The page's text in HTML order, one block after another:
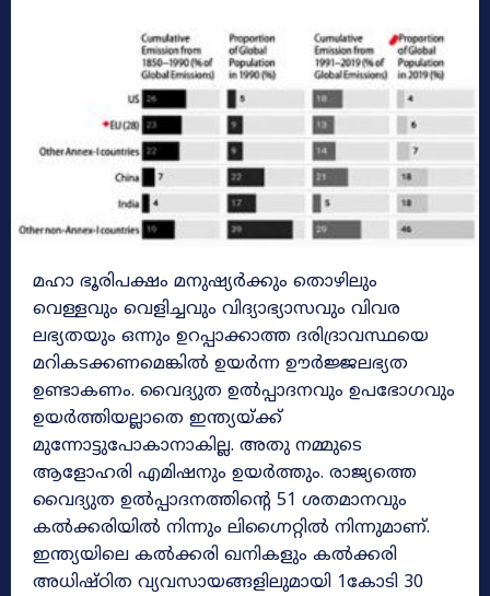
മഹാ ഭൂരിപക്ഷം മനുഷ്യർക്കും തൊഴിലും
വെള്ളവും വെളിച്ചവും വിദ്യാഭ്യാസവും വിവര
ലഭ്യതയും ഒന്നും ഉറപ്പാക്കാത്ത ദരിദ്രാവസ്ഥയെ
മറികടക്കണമെങ്കിൽ ഉയർന്ന ഊർജ്ജലഭ്യത
ഉണ്ടാകണം. വൈദ്യുത ഉൽപ്പാദനവും ഉപഭോഗവും
ഉയർത്തിയല്ലാതെ ഇന്ത്യയ്ക്ക്
മുന്നോട്ടുപോകാനാകില്ല. അതു നമ്മുടെ
ആളോഹരി എമിഷനും ഉയർത്തും. രാജ്യത്തെ
വൈദ്യുത ഉൽപ്പാദനത്തിന്റെ 51 ശതമാനവും
കൽക്കരിയിൽ നിന്നും ലിഗ്നൈറ്റിൽ നിന്നുമാണ്.
ഇന്ത്യയിലെ കൽക്കരി ഖനികളും കൽക്കരി
അധിഷ്ഠിത വ്യവസായങ്ങളിലുമായി 1കോടി 30